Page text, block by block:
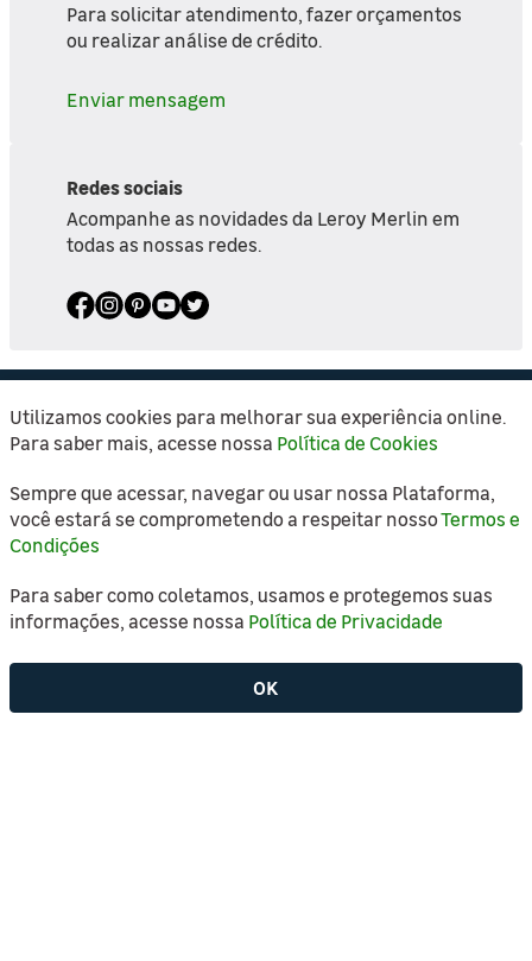
Para solicitar atendimento, fazer orçamentos
ou realizar análise de crédito.
Enviar mensagem
Redes sociais
Acompanhe as novidades da Leroy Merlin em
todas as nossas redes.
Departamentos
A Leroy Merlin
Atendimento
Utilizamos cookies para melhorar sua experiência online.
Para saber mais, acesse nossa Política de Cookies
Sempre que acessar, navegar ou usar nossa Plataforma,
você estará se comprometendo a respeitar nossoTermos e
Condições
Para saber como coletamos, usamos e protegemos suas
informações, acesse nossa Política de Privacidade
OK